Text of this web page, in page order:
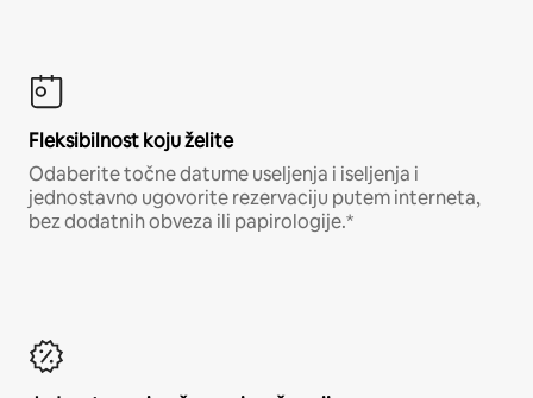
Fleksibilnost koju želite
Odaberite točne datume useljenja i iseljenja i
jednostavno ugovorite rezervaciju putem interneta,
bez dodatnih obveza ili papirologije.*